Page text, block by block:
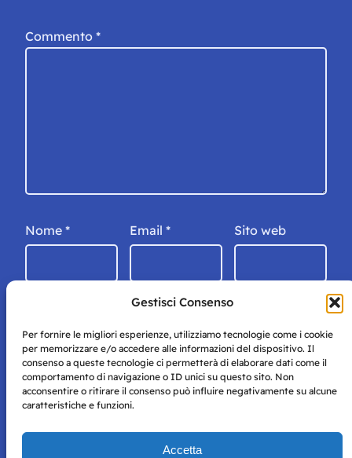
Gestisci Consenso
Per fornire le migliori esperienze, utilizziamo tecnologie come i cookie
per memorizzare e/o accedere alle informazioni del dispositivo. Il
consenso a queste tecnologie ci permetterà di elaborare dati come il
comportamento di navigazione o ID unici su questo sito. Non
acconsentire o ritirare il consenso può influire negativamente su alcune
caratteristiche e funzioni.
Accetta
Commento *
Nome * Email * Sito web
Storie di Napoli è una testata registrata presso il tribunale di